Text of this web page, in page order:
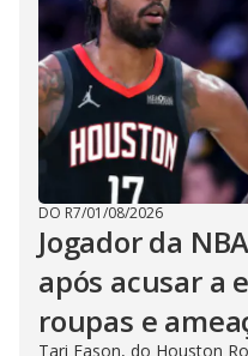
DO R7/01/08/2026
Jogador da
após acusar a
roupas e
Tari Eason, do Houston